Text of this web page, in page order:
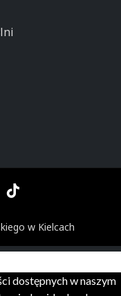
w Kielcach
dostępnych w naszym